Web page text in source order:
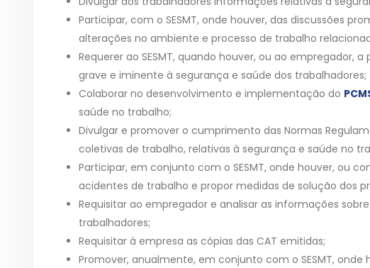
Participar, com o SESMT, onde houver, das discussões
alterações no ambiente e processo de trabalho
Requerer ao SESMT, quando houver, ou ao empregador,
grave e iminente à segurança e saúde dos trabalhadores;
Colaborar no desenvolvimento e implementação do
saúde no trabalho;
Divulgar e promover o cumprimento das Normas
coletivas de trabalho, relativas à segurança e saúde no
Participar, em conjunto com o SESMT, onde houver, ou
acidentes de trabalho e propor medidas de solução dos
Requisitar ao empregador e analisar as informações
trabalhadores;
Requisitar à empresa as cópias das CAT emitidas;
Promover, anualmente, em conjunto com o SESMT,